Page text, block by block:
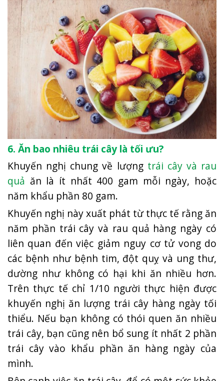
6. Ăn bao nhiêu trái cây là tối ưu?
Khuyến nghị chung về lượng trái cây và rau
quả ăn là ít nhất 400 gam mỗi ngày, hoặc
năm khẩu phần 80 gam.
Khuyến nghị này xuất phát từ thực tế rằng ăn
năm phần trái cây và rau quả hàng ngày có
liên quan đến việc giảm nguy cơ tử vong do
các bệnh như bệnh tim, đột quỵ và ung thư,
dường như không có hại khi ăn nhiều hơn.
Trên thực tế chỉ 1/10 người thực hiện được
khuyến nghị ăn lượng trái cây hàng ngày tối
thiểu. Nếu bạn không có thói quen ăn nhiều
trái cây, bạn cũng nên bổ sung ít nhất 2 phần
trái cây vào khẩu phần ăn hàng ngày của
mình.